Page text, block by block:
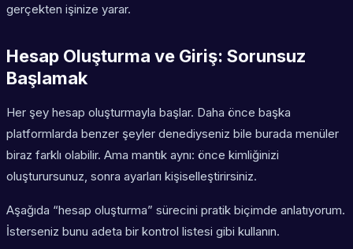
gerçekten işinize yarar.
Hesap Oluşturma ve Giriş: Sorunsuz
Başlamak
Her şey hesap oluşturmayla başlar. Daha önce başka
platformlarda benzer şeyler denediyseniz bile burada menüler
biraz farklı olabilir. Ama mantık aynı: önce kimliğinizi
oluşturursunuz, sonra ayarları kişiselleştirirsiniz.
Aşağıda “hesap oluşturma” sürecini pratik biçimde anlatıyorum.
İsterseniz bunu adeta bir kontrol listesi gibi kullanın.